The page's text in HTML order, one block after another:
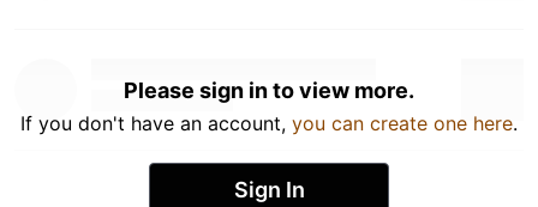
Please sign in to view more.
If you don't have an account, you can create one here.
Sign In